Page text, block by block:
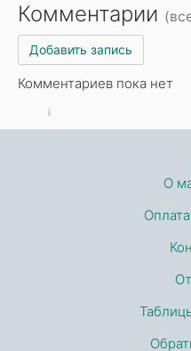
Комментарии
Добавить запись
Комментариев пока нет
О